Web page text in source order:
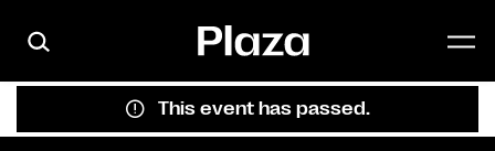
This event has passed.